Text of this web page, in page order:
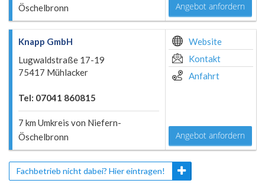
Öschelbronn
Angebot anfordern
Knapp GmbH
Lugwaldstraße 17-19
75417 Mühlacker
Tel: 07041 860815
7 km Umkreis von Niefern-
Öschelbronn
Website
Kontakt
Anfahrt
Angebot anfordern
Fachbetrieb nicht dabei? Hier eintragen!